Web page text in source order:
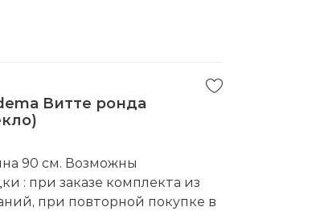
Витте ронда
90 см. Возможны
: при заказе комплекта из
при повторной покупке в